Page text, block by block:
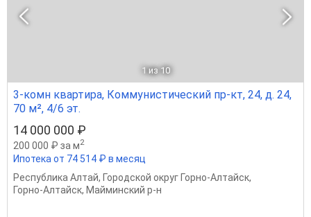
1 из 10
3-комн квартира, Коммунистический пр-кт, 24, д. 24,
70 м², 4/6 эт.
14 000 000 ₽
200 000 ₽ за м2
Ипотека от 74 514 ₽ в месяц
Республика Алтай, Городской округ Горно-Алтайск,
Горно-Алтайск, Майминский р-н